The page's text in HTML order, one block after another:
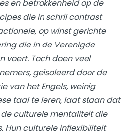
en betrokkenheid op de
die in schril contrast
op winst gerichte
die in de Verenigde
voert. Toch doen veel
geïsoleerd door de
van het Engels, weinig
taal te leren, laat staan ​​dat
culturele mentaliteit die
Hun culturele inflexibiliteit